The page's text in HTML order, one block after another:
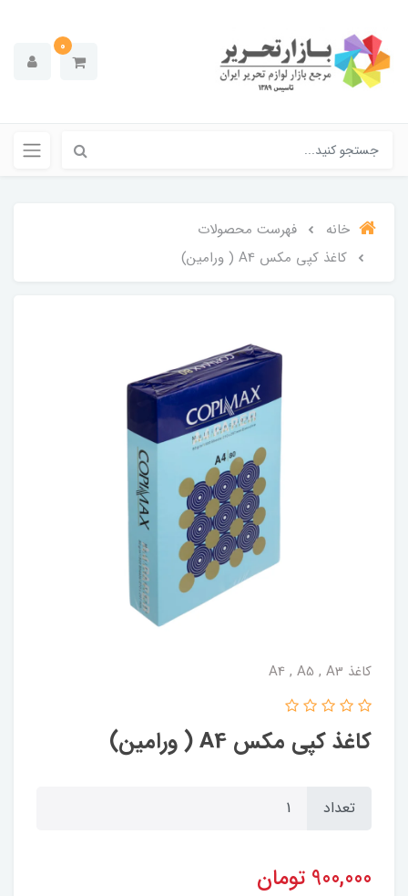
0
خانه
فهرست محصولات
کاغذ کپی مکس A4 ( ورامین)
کاغذ A4 , A5 , A3
کاغذ کپی مکس A4 ( ورامین)
تعداد
900,000 تومان